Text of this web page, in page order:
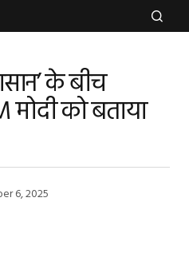
के बीच
मोदी को बताया
6, 2025